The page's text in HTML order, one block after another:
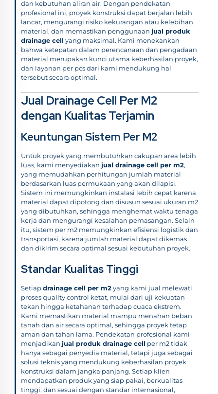
dan kebutuhan aliran air. Dengan pendekatan
profesional ini, proyek konstruksi dapat berjalan lebih
lancar, mengurangi risiko kekurangan atau kelebihan
material, dan memastikan penggunaan jual produk
drainage cell yang maksimal. Kami menekankan
bahwa ketepatan dalam perencanaan dan pengadaan
material merupakan kunci utama keberhasilan proyek,
dan layanan per pcs dari kami mendukung hal
tersebut secara optimal.
Jual Drainage Cell Per M2
dengan Kualitas Terjamin
Keuntungan Sistem Per M2
Untuk proyek yang membutuhkan cakupan area lebih
luas, kami menyediakan jual drainage cell per m2,
yang memudahkan perhitungan jumlah material
berdasarkan luas permukaan yang akan dilapisi.
Sistem ini memungkinkan instalasi lebih cepat karena
material dapat dipotong dan disusun sesuai ukuran m2
yang dibutuhkan, sehingga menghemat waktu tenaga
kerja dan mengurangi kesalahan pemasangan. Selain
itu, sistem per m2 memungkinkan efisiensi logistik dan
transportasi, karena jumlah material dapat dikemas
dan dikirim secara optimal sesuai kebutuhan proyek.
Standar Kualitas Tinggi
Setiapdrainage cell per m2yang kami jual melewati
proses quality control ketat, mulai dari uji kekuatan
tekan hingga ketahanan terhadap cuaca ekstrem.
Kami memastikan material mampu menahan beban
tanah dan air secara optimal, sehingga proyek tetap
aman dan tahan lama. Pendekatan profesional kami
menjadikan jual produk drainage cell per m2 tidak
hanya sebagai penyedia material, tetapi juga sebagai
solusi teknis yang mendukung keberhasilan proyek
konstruksi dalam jangka panjang. Setiap klien
mendapatkan produk yang siap pakai, berkualitas
tinggi, dan sesuai dengan standar internasional,